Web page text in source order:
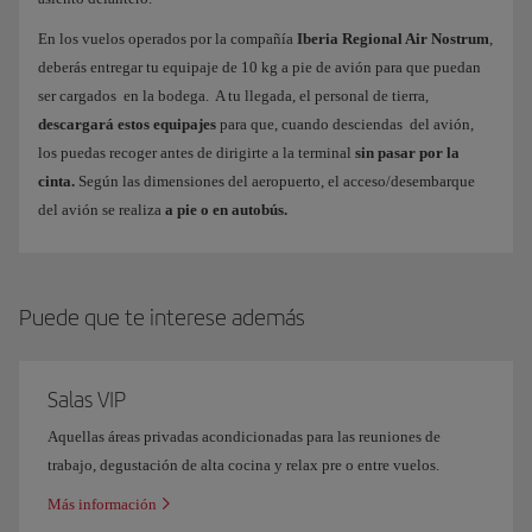
En los vuelos operados por la compañía Iberia Regional Air Nostrum,
deberás entregar tu equipaje de 10 kg a pie de avión para que puedan
ser cargados en la bodega. A tu llegada, el personal de tierra,
descargará estos equipajes para que, cuando desciendas del avión,
los puedas recoger antes de dirigirte a la terminal sin pasar por la
cinta. Según las dimensiones del aeropuerto, el acceso/desembarque
del avión se realiza a pie o en autobús.
Puede que te interese además
Salas VIP
Aquellas áreas privadas acondicionadas para las reuniones de
trabajo, degustación de alta cocina y relax pre o entre vuelos.
Más información